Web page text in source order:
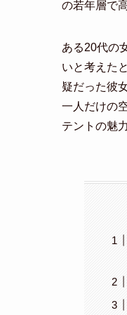
の若年層で
ある20代の
いと考えた
疑だった彼
一人だけの
テントの魅